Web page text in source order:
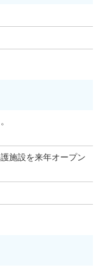
施設を来年オープン